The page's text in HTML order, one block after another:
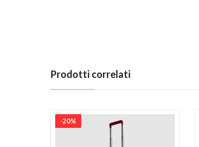
Prodotti correlati
-20%